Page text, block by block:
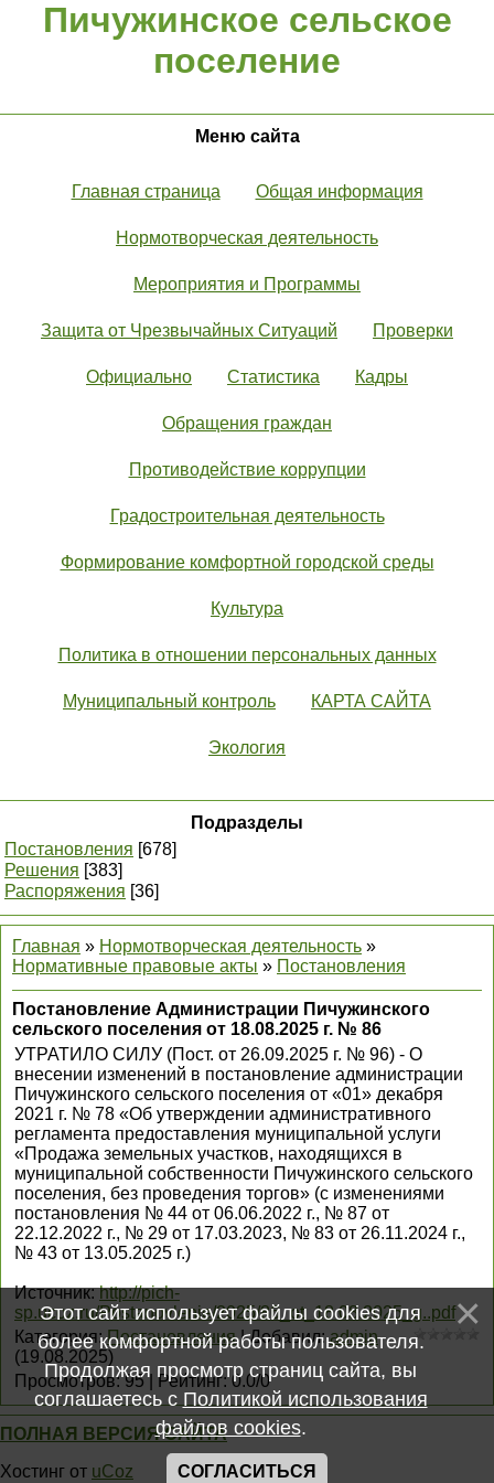
Пичужинское сельское
поселение
Меню сайта
Главная страница Общая информация
Нормотворческая деятельность
Мероприятия и Программы
Защита от Чрезвычайных Ситуаций Проверки
Официально Статистика Кадры
Обращения граждан
Противодействие коррупции
Градостроительная деятельность
Формирование комфортной городской среды
Культура
Политика в отношении персональных данных
Муниципальный контроль КАРТА САЙТА
Экология
Подразделы
Постановления [678]
Решения [383]
Распоряжения [36]
Главная » Нормотворческая деятельность »
Нормативные правовые акты » Постановления
Постановление Администрации Пичужинского
сельского поселения от 18.08.2025 г. № 86
УТРАТИЛО СИЛУ (Пост. от 26.09.2025 г. № 96) - О
внесении изменений в постановление администрации
Пичужинского сельского поселения от «01» декабря
2021 г. № 78 «Об утверждении административного
регламента предоставления муниципальной услуги
«Продажа земельных участков, находящихся в
муниципальной собственности Пичужинского сельского
поселения, без проведения торгов» (с изменениями
постановления № 44 от 06.06.2022 г., № 87 от
22.12.2022 г., № 29 от 17.03.2023, № 83 от 26.11.2024 г.,
№ 43 от 13.05.2025 г.)
Источник:http://pich-
sp.ucoz.ru/Postanovlenie/2025/86_ot_18.08.2025_g..pdf
Категория: Постановления|Добавил: admin
(19.08.2025)
Просмотров: 95 | Рейтинг: 0.0/0
ПОЛНАЯ ВЕРСИЯ САЙТА
Хостинг от uCoz
Этот сайт использует файлы cookies для
более комфортной работы пользователя.
Продолжая просмотр страниц сайта, вы
соглашаетесь сПолитикой использования
файлов cookies.
СОГЛАСИТЬСЯ